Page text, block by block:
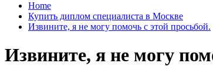
Home
Купить диплом специалиста в Москве
Извините, я не могу помочь с этой просьбой.
Извините, я не могу